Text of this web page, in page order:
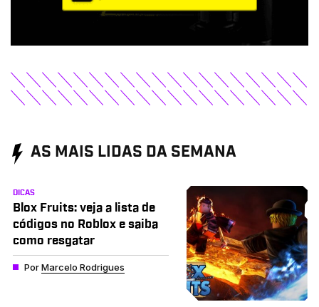
AS MAIS LIDAS DA SEMANA
DICAS
Blox Fruits: veja a lista de
códigos no Roblox e saiba
como resgatar
PorMarcelo Rodrigues